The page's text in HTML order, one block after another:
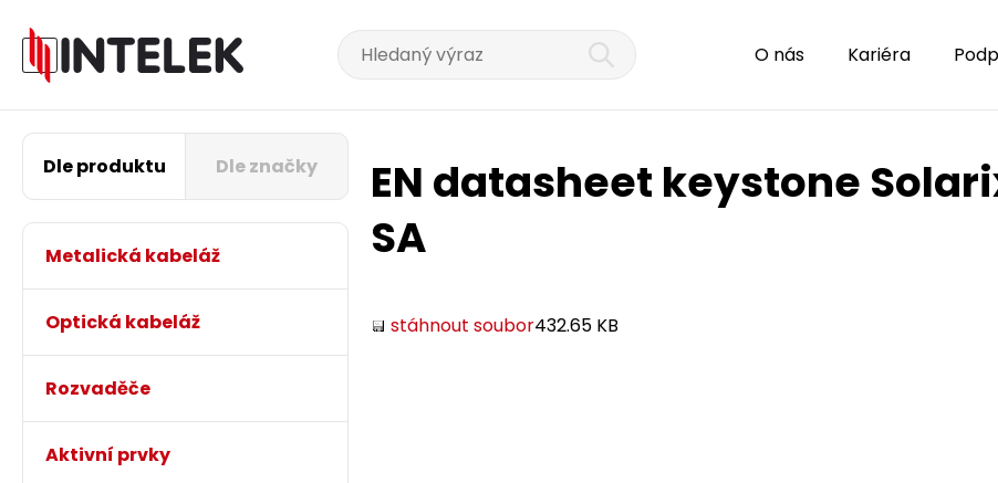
O nás Kariéra
Dle produktu Dle značky
Metalická kabeláž
Optická kabeláž
Rozvaděče
Aktivní prvky
EN datasheet keystone
SA
stáhnout soubor432.65 KB